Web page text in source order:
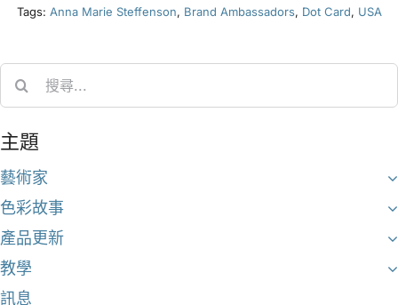
Tags: Anna Marie Steffenson, Brand Ambassadors, Dot Card, USA
主題
藝術家
色彩故事
產品更新
教學
訊息